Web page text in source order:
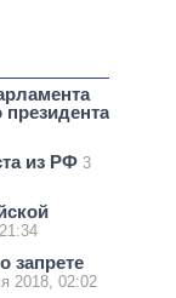
из РФ 3
запрете
2018, 02:02